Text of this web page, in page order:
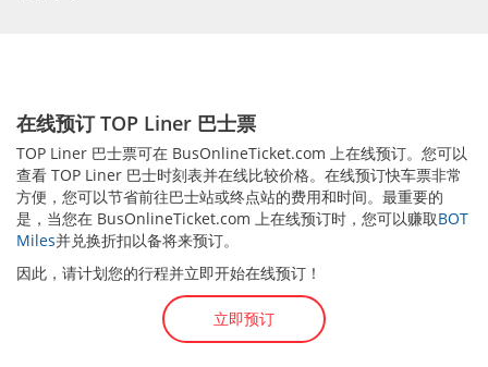
在线预订 TOP Liner 巴士票
TOP Liner 巴士票可在 BusOnlineTicket.com 上在线预订。您可以
查看 TOP Liner 巴士时刻表并在线比较价格。在线预订快车票非常
方便，您可以节省前往巴士站或终点站的费用和时间。最重要的
是，当您在 BusOnlineTicket.com 上在线预订时，您可以赚取BOT
Miles并兑换折扣以备将来预订。
因此，请计划您的行程并立即开始在线预订！
立即预订